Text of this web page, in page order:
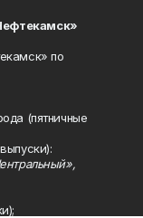
по
(пятничные